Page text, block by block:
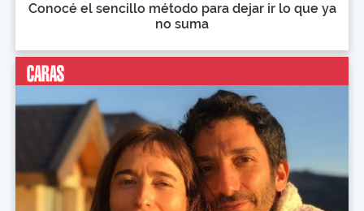
Conocé el sencillo método para dejar ir lo que ya
no suma